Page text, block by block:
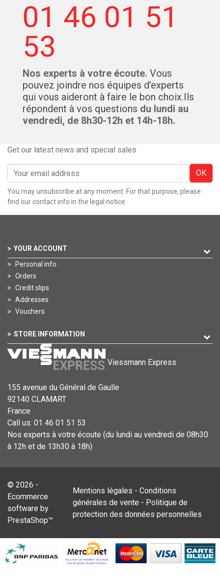
01 46 01 51
53
Nos experts à votre écoute. Vous
pouvez joindre nos équipes d'experts
qui vous aideront à faire le bon choix.Ils
répondent à vos questions du lundi au
vendredi, de 8h30-12h et 14h-18h.
Get our latest news and special sales
OK
You may unsubscribe at any moment. For that purpose, please
find our contact info in the legal notice.
YOUR ACCOUNT
Personal info
Orders
Credit slips
Addresses
Vouchers
STORE INFORMATION
Viessmann Express
155 avenue du Général de Gaulle
92140 CLAMART
France
Call us: 01 46 01 51 53
Nos experts à votre écoute (du lundi au vendredi de 08h30
à 12h et de 13h30 à 18h)
© 2026 -
Ecommerce
software by
PrestaShop™
Mentions légales -Conditions
générales de vente - Politique de
protection des données personnelles